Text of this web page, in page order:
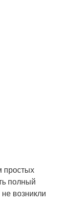
простых
полный
возникли